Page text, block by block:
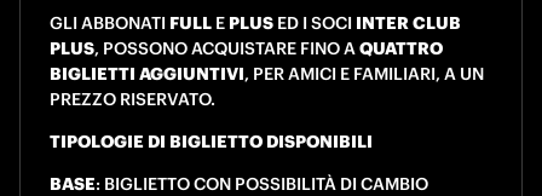
GLI ABBONATI FULL E PLUS ED I SOCI INTER CLUB
PLUS, POSSONO ACQUISTARE FINO AQUATTRO
BIGLIETTI AGGIUNTIVI, PER AMICI E FAMILIARI, A UN
PREZZO RISERVATO.
TIPOLOGIE DI BIGLIETTO DISPONIBILI
BASE: BIGLIETTO CON POSSIBILITÀ DI CAMBIO